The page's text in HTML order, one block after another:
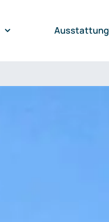
Ausstattung